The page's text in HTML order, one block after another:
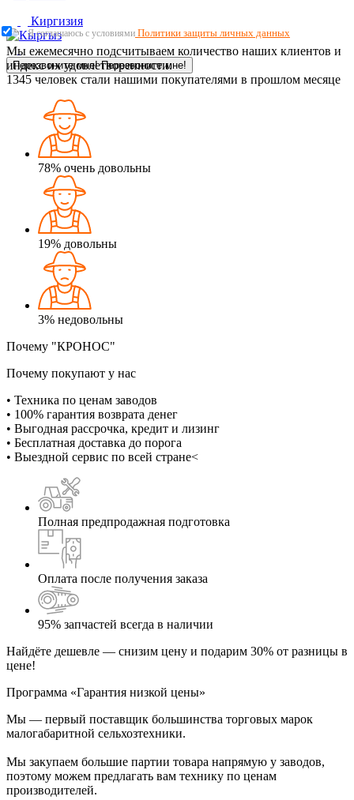
Киргизия
Перезвоните мне! Перезвоните мне!
Я соглашаюсь с условиями Политики защиты личных данных
Мы ежемесячно подсчитываем количество наших клиентов и
индекс их удовлетворенности.
1345 человек стали нашими покупателями в прошлом месяце
78% очень довольны
19% довольны
3% недовольны
Почему "КРОНОС"
Почему покупают у нас
• Техника по ценам заводов
• 100% гарантия возврата денег
• Выгодная рассрочка, кредит и лизинг
• Бесплатная доставка до порога
• Выездной сервис по всей стране<
Полная предпродажная подготовка
Оплата после получения заказа
95% запчастей всегда в наличии
Найдёте дешевле — снизим цену и подарим 30% от разницы в
цене!
Программа «Гарантия низкой цены»
Мы — первый поставщик большинства торговых марок
малогабаритной сельхозтехники.
Мы закупаем большие партии товара напрямую у заводов,
поэтому можем предлагать вам технику по ценам
производителей.